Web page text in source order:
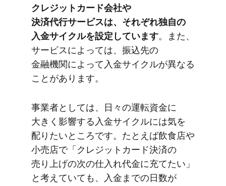
クレジットカード会社や​
決済代行サービスは、​それぞれ独自の​
入金サイクルを​設定しています。​また、​
サービスに​よっては、​振込先の​
金融機関に​よって​入金サイクルが​異なる​
ことがあります。
事業者と​しては、​日々の​運転資金に​
大きく​影響する​入金サイクルには​気を​
配りたい​ところです。​たとえば​飲食店や​
小売店で​「クレジットカード決済の​
売り上げの​次の​仕入れ代金に​充てたい」
と​考えていても、​入金までの​日数が​